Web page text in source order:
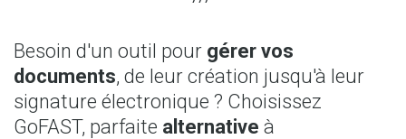
Besoin d'un outil pour gérer vos
documents, de leur création jusqu'à leur
signature électronique ? Choisissez
GoFAST, parfaite alternative à